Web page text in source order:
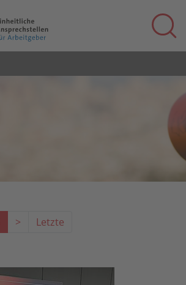
> Letzte